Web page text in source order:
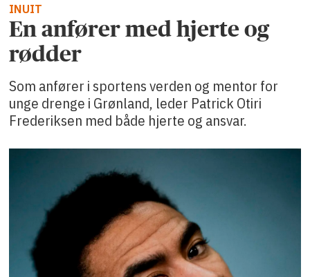
INUIT
En anfører med hjerte og
rødder
Som anfører i sportens verden og mentor for
unge drenge i Grønland, leder Patrick Otiri
Frederiksen med både hjerte og ansvar.